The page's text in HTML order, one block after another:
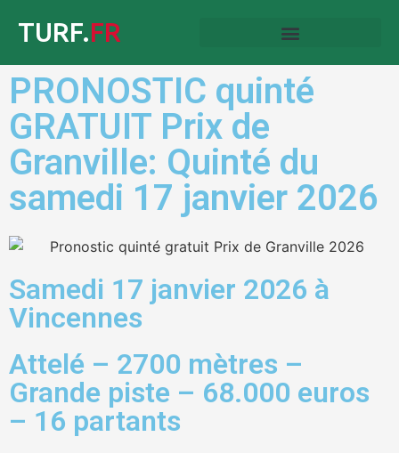
TURF.FR
PRONOSTIC quinté
GRATUIT Prix de
Granville: Quinté du
samedi 17 janvier 2026
Samedi 17 janvier 2026 à
Vincennes
Attelé – 2700 mètres –
Grande piste – 68.000 euros
– 16 partants